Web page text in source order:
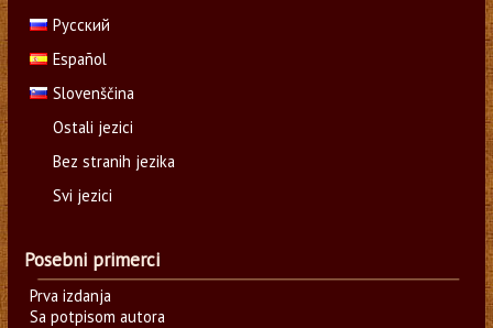
Русский
Español
Slovenščina
Ostali jezici
Bez stranih jezika
Svi jezici
Posebni primerci
Prva izdanja
Sa potpisom autora